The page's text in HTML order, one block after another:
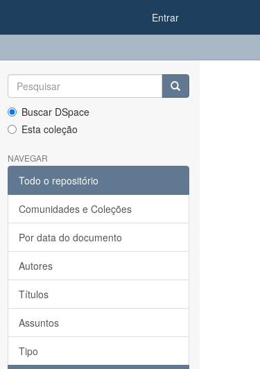
Entrar
Buscar DSpace
Esta coleção
NAVEGAR
Todo o repositório
Comunidades e Coleções
Por data do documento
Autores
Títulos
Assuntos
Tipo